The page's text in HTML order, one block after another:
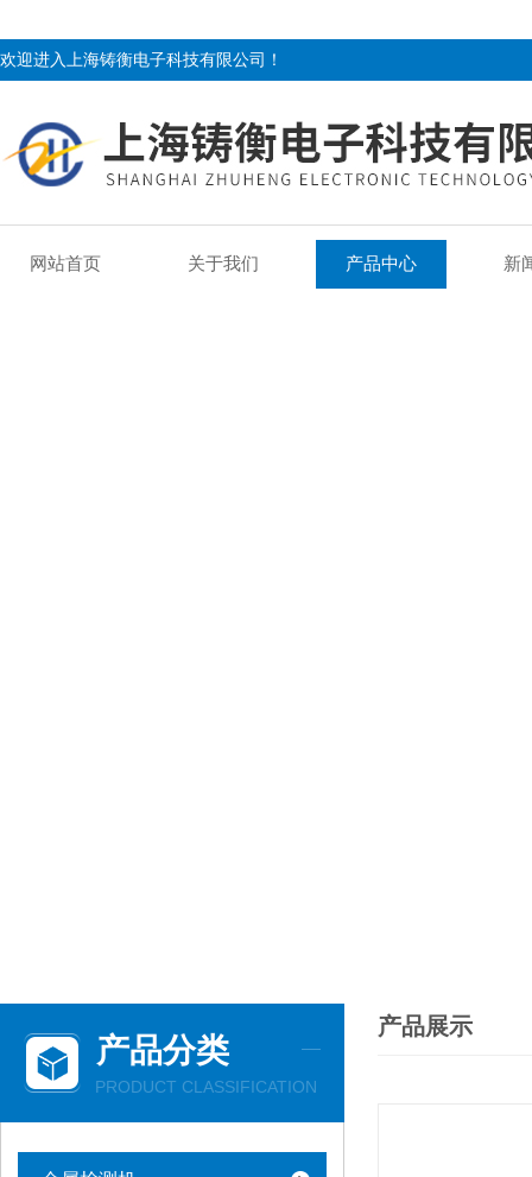
欢迎进入上海铸衡电子科技有限公司！
网站首页 关于我们 产品中心 新
产品分类
PRODUCT CLASSIFICATION
产品展示